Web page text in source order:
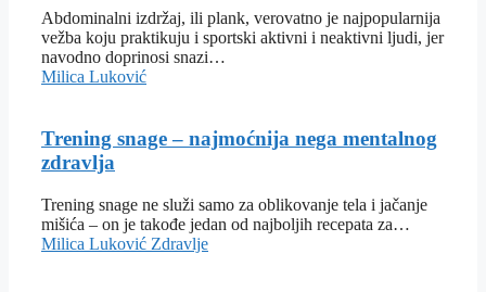
Abdominalni izdržaj, ili plank, verovatno je najpopularnija
vežba koju praktikuju i sportski aktivni i neaktivni ljudi, jer
navodno doprinosi snazi…
Milica Luković
Trening snage – najmoćnija nega mentalnog
zdravlja
Trening snage ne služi samo za oblikovanje tela i jačanje
mišića – on je takođe jedan od najboljih recepata za…
Milica Luković Zdravlje